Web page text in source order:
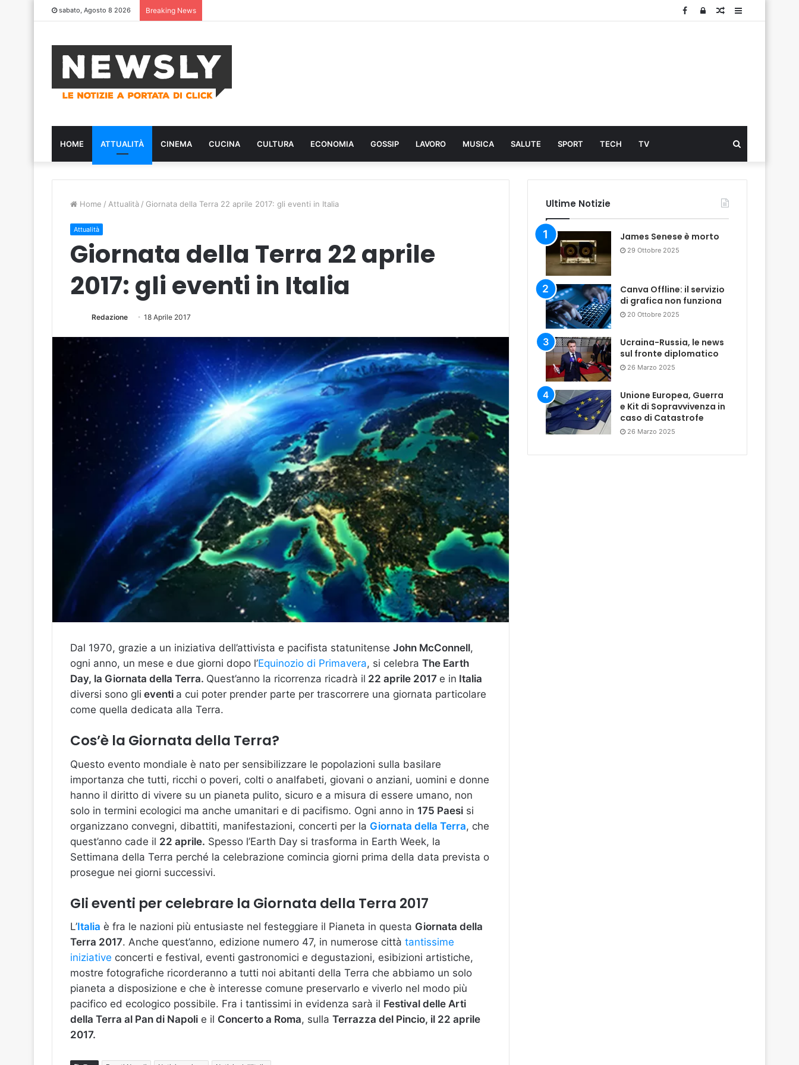
sabato, Agosto 8 2026 Breaking News Sidebar
Articolo
Log
Facebook
HOME ATTUALITÀ CINEMA CUCINA CULTURA ECONOMIA GOSSIP LAVORO MUSICA SALUTE SPORT TECH TV
...
Home / Attualità / Giornata della Terra 22 aprile 2017: gli eventi in Italia
Attualità
Giornata della Terra 22 aprile
2017: gli eventi in Italia
Redazione 18 Aprile 2017
Dal 1970, grazie a un iniziativa dell’attivista e pacifista statunitense John McConnell,
ogni anno, un mese e due giorni dopo l’Equinozio di Primavera, si celebra The Earth
Day, la Giornata della Terra. Quest’anno la ricorrenza ricadrà il 22 aprile 2017 e in Italia
diversi sono gli eventi a cui poter prender parte per trascorrere una giornata particolare
come quella dedicata alla Terra.
Cos’è la Giornata della Terra?
Questo evento mondiale è nato per sensibilizzare le popolazioni sulla basilare
importanza che tutti, ricchi o poveri, colti o analfabeti, giovani o anziani, uomini e donne
hanno il diritto di vivere su un pianeta pulito, sicuro e a misura di essere umano, non
solo in termini ecologici ma anche umanitari e di pacifismo. Ogni anno in 175 Paesi si
organizzano convegni, dibattiti, manifestazioni, concerti per la Giornata della Terra, che
quest’anno cade il 22 aprile. Spesso l’Earth Day si trasforma in Earth Week, la
Settimana della Terra perché la celebrazione comincia giorni prima della data prevista o
prosegue nei giorni successivi.
Gli eventi per celebrare la Giornata della Terra 2017
L’Italia è fra le nazioni più entusiaste nel festeggiare il Pianeta in questa Giornata della
Terra 2017. Anche quest’anno, edizione numero 47, in numerose città tantissime
iniziative concerti e festival, eventi gastronomici e degustazioni, esibizioni artistiche,
mostre fotografiche ricorderanno a tutti noi abitanti della Terra che abbiamo un solo
pianeta a disposizione e che è interesse comune preservarlo e viverlo nel modo più
pacifico ed ecologico possibile. Fra i tantissimi in evidenza sarà il Festival delle Arti
della Terra al Pan di Napoli e il Concerto a Roma, sulla Terrazza del Pincio, il 22 aprile
2017.
Ultime Notizie
James Senese è morto
29 Ottobre 2025
Canva Offline: il servizio
di grafica non funziona
20 Ottobre 2025
Ucraina-Russia, le news
sul fronte diplomatico
26 Marzo 2025
Unione Europea, Guerra
e Kit di Sopravvivenza in
caso di Catastrofe
26 Marzo 2025